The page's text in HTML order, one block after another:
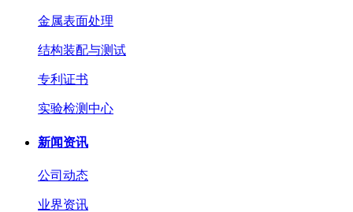
金属表面处理
结构装配与测试
专利证书
实验检测中心
新闻资讯
公司动态
业界资讯